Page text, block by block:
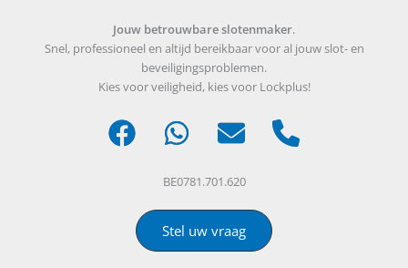
Jouw betrouwbare slotenmaker.
Snel, professioneel en altijd bereikbaar voor al jouw slot- en
beveiligingsproblemen.
Kies voor veiligheid, kies voor Lockplus!
BE0781.701.620
Stel uw vraag